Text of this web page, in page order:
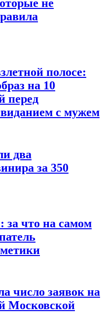
не
полосе:
на 10
перед
с мужем
два
за 350
за что на самом
число заявок на
Московской